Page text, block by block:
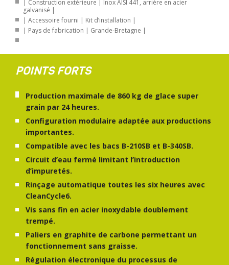
| Construction extérieure | Inox AISI 441, arrière en acier
galvanisé |
| Accessoire fourni | Kit d’installation |
| Pays de fabrication | Grande-Bretagne |
POINTS FORTS
Production maximale de 860 kg de glace super
grain par 24 heures.
Configuration modulaire adaptée aux productions
importantes.
Compatible avec les bacs B-210SB et B-340SB.
Circuit d’eau fermé limitant l’introduction
d’impuretés.
Rinçage automatique toutes les six heures avec
CleanCycle6.
Vis sans fin en acier inoxydable doublement
trempé.
Paliers en graphite de carbone permettant un
fonctionnement sans graisse.
Régulation électronique du processus de